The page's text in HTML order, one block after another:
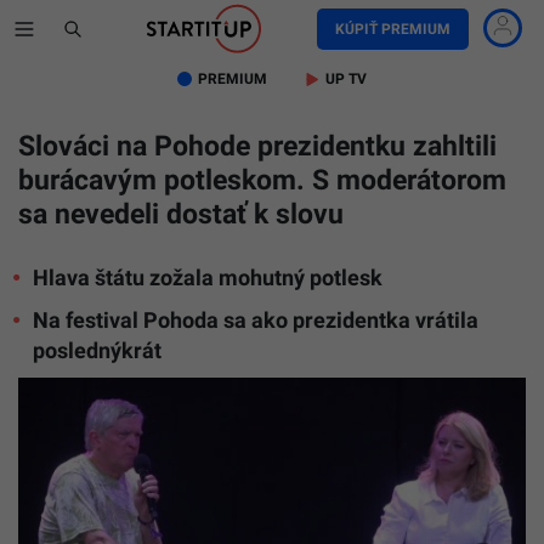
KÚPIŤ PREMIUM
PREMIUM UP TV
Slováci na Pohode prezidentku zahltili
burácavým potleskom. S moderátorom
sa nevedeli dostať k slovu
Hlava štátu zožala mohutný potlesk
Na festival Pohoda sa ako prezidentka vrátila
poslednýkrát